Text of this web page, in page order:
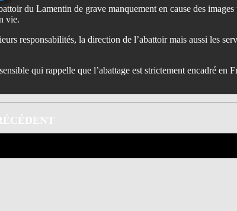
du Lamentin de grave manquement en cause des images
vie.
responsabilités, la direction de l’abattoir mais aussi les
qui rappelle que l’abattage est strictement encadré en